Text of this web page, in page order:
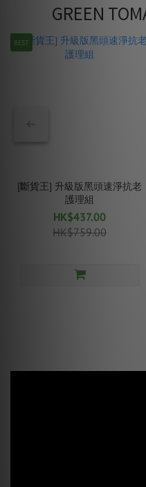
GREEN
BEST
[斷貨王] 升級版黑頭速淨抗老
護理組
HK$437.00
HK$759.00